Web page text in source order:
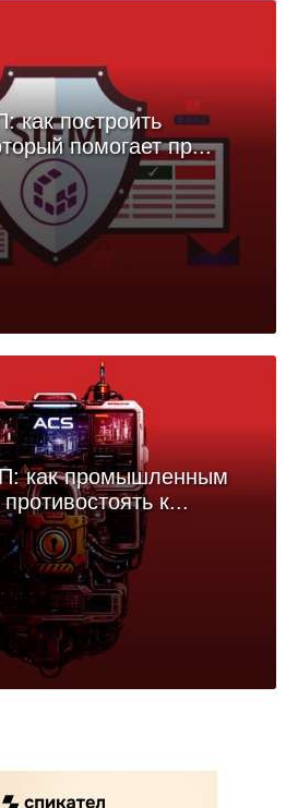
как построить
помогает пр...
как промышленным
к...